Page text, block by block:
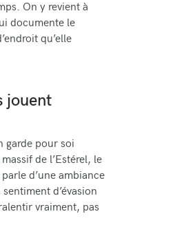
On y revient à
documente le
qu’elle
jouent
garde pour soi
de l’Estérel, le
d’une ambiance
d’évasion
vraiment, pas